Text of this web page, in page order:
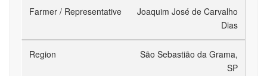
Joaquim José de Carvalho
Dias
São Sebastião da Grama,
SP